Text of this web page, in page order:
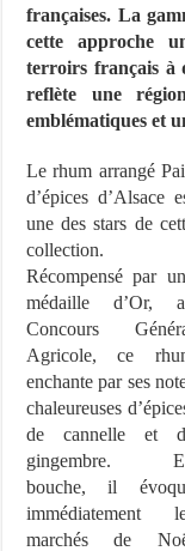
françaises. La
cette approche
terroirs français à
reflète une
emblématiques et
Le rhum arrangé
d’épices d’Alsace
une des stars de
collection.
Récompensé par
médaille d’Or,
Concours
Agricole, ce
enchante par ses
chaleureuses
de cannelle et
gingembre.
bouche, il
immédiatement
marchés de